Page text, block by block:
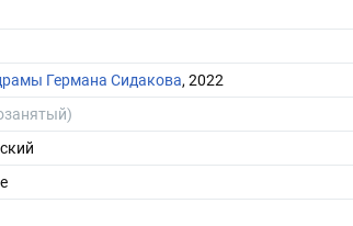
Германа Сидакова, 2022